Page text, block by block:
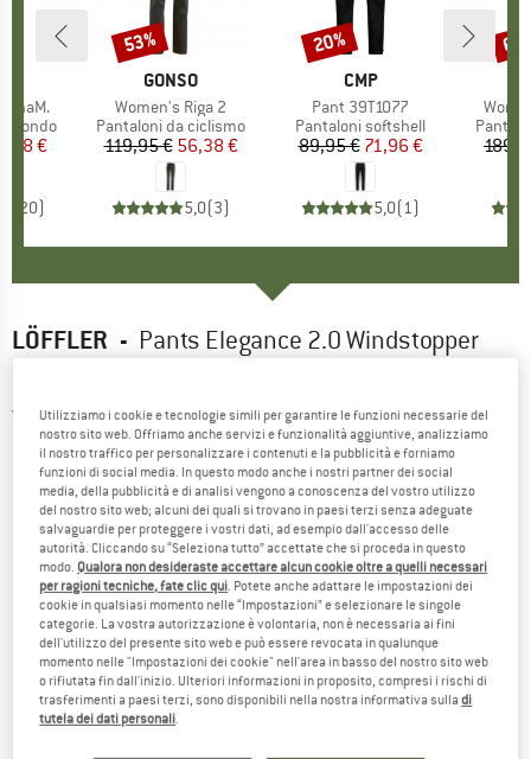
fondo
ridotto
€
20)
MARCHIO
GONSO
Articolo
Women's Riga 2
Gruppo di prodotti
Pantaloni da ciclismo
Prezzo
119,95 €Prezzo ridotto
56,38 €
5,0(3)
Sconto
53%
MARCHIO
CMP
Articolo
Pant 39T1077
Gruppo di prodotti
Pantaloni softshell
Prezzo
89,95 €Prezzo ridotto
71,96 €
5,0(1)
Sconto
20%
LÖFFLER - Pants Elegance 2.0 Windstopper
5,0(2)
Utilizziamo i cookie e tecnologie simili per garantire le funzioni necessarie del
nostro sito web. Offriamo anche servizi e funzionalità aggiuntive, analizziamo
il nostro traffico per personalizzare i contenuti e la pubblicità e forniamo
funzioni di social media. In questo modo anche i nostri partner dei social
media, della pubblicità e di analisi vengono a conoscenza del vostro utilizzo
del nostro sito web; alcuni dei quali si trovano in paesi terzi senza adeguate
salvaguardie per proteggere i vostri dati, ad esempio dall'accesso delle
autorità. Cliccando su “Seleziona tutto” accettate che si proceda in questo
modo. Qualora non desideraste accettare alcun cookie oltre a quelli necessari
per ragioni tecniche, fate clic qui . Potete anche adattare le impostazioni dei
cookie in qualsiasi momento nelle “Impostazioni” e selezionare le singole
categorie. La vostra autorizzazione è volontaria, non è necessaria ai fini
dell'utilizzo del presente sito web e può essere revocata in qualunque
momento nelle "Impostazioni dei cookie" nell'area in basso del nostro sito web
o rifiutata fin dall'inizio. Ulteriori informazioni in proposito, compresi i rischi di
trasferimenti a paesi terzi, sono disponibili nella nostra informativa sulladi
tutela dei dati personali